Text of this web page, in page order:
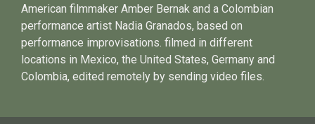
American filmmaker Amber Bernak and a Colombian
performance artist Nadia Granados, based on
performance improvisations. filmed in different
locations in Mexico, the United States, Germany and
Colombia, edited remotely by sending video files.